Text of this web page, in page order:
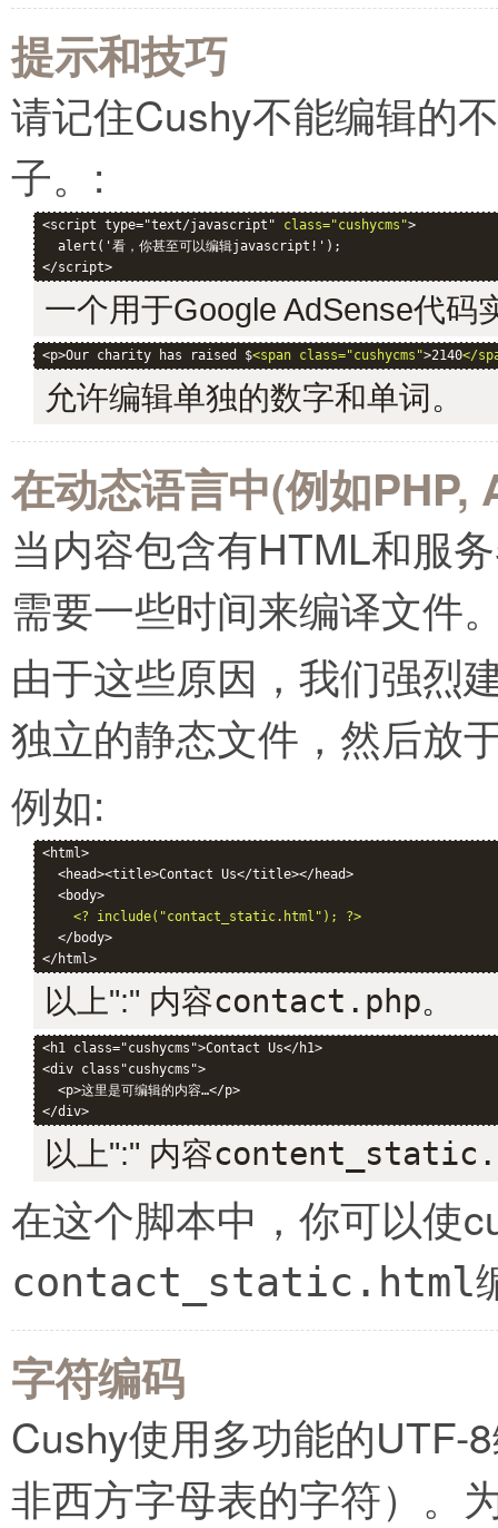
提示和技巧
请记住Cushy不能编辑的
子。:
<script type="text/javascript" class="cushycms">
  alert('看，你甚至可以编辑javascript!');
一个用于Google AdSense代码
<p>Our charity has raised $<span class="cushycms">2140</
允许编辑单独的数字和单词。
在动态语言中(例如
当内容包含有HTML和服
需要一些时间来编译文件
由于这些原因，我们强烈
独立的静态文件，然后放
例如:
<html>
  <head><title>Contact Us</title></head>
  <body>
<? include("contact_static.html"); ?>
  </body>
以上":" 内容contact.php。
<h1 class="cushycms">Contact Us</h1>
<div class"cushycms">
  <p>这里是可编辑的内容…</p>
以上":" 内容
在这个脚本中，你可以使
contact_static.html
字符编码
Cushy使用多功能的UTF-
非西方字母表的字符）。